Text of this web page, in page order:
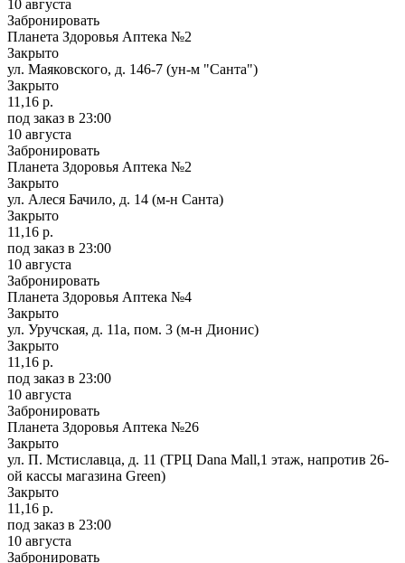
10 августа
Забронировать
Планета Здоровья Аптека №2
Закрыто
ул. Маяковского, д. 146-7 (ун-м "Санта")
Закрыто
11,16 р.
под заказ в 23:00
10 августа
Забронировать
Планета Здоровья Аптека №2
Закрыто
ул. Алеся Бачило, д. 14 (м-н Санта)
Закрыто
11,16 р.
под заказ в 23:00
10 августа
Забронировать
Планета Здоровья Аптека №4
Закрыто
ул. Уручская, д. 11а, пом. 3 (м-н Дионис)
Закрыто
11,16 р.
под заказ в 23:00
10 августа
Забронировать
Планета Здоровья Аптека №26
Закрыто
ул. П. Мстиславца, д. 11 (ТРЦ Dana Mall,1 этаж, напротив 26-
ой кассы магазина Green)
Закрыто
11,16 р.
под заказ в 23:00
10 августа
Забронировать